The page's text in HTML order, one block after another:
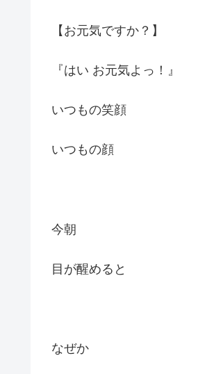
【お元気ですか？】
『はい お元気よっ！』
いつもの笑顔
いつもの顔
今朝
目が醒めると
なぜか